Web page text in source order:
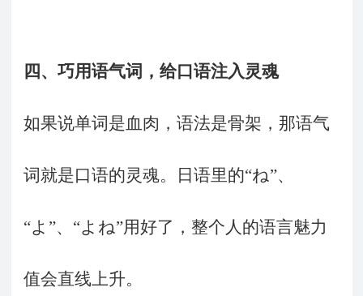
四、 巧用语气词，给口语注入灵魂
如果说单词是血肉，语法是骨架，那语气
词就是口语的灵魂。日语里的“ね”、
“よ”、“よね”用好了，整个人的语言魅力
值会直线上升。